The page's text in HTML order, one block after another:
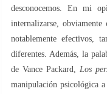
desconocemos. En mi
internalizarse,
notablemente efectivos,
diferentes. Además, la
de Vance Packard, Los
manipulación psicológica